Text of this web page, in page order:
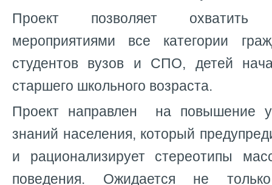
Проект позволяет охватить
мероприятиями все категории
студентов вузов и СПО, детей
старшего школьного возраста.
Проект направлен на повышение
знаний населения, который
и рационализирует стереотипы
поведения. Ожидается не